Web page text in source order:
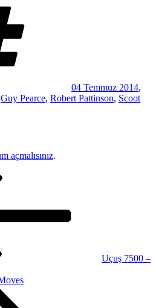
04 Temmuz 2014,
Guy Pearce, Robert Pattinson, Scoot
açmalısınız.
Uçuş 7500 –